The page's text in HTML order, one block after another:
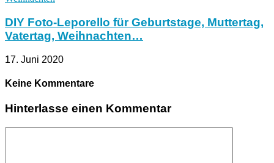
DIY Foto-Leporello für Geburtstage, Muttertag,
Vatertag, Weihnachten…
17. Juni 2020
Keine Kommentare
Hinterlasse einen Kommentar